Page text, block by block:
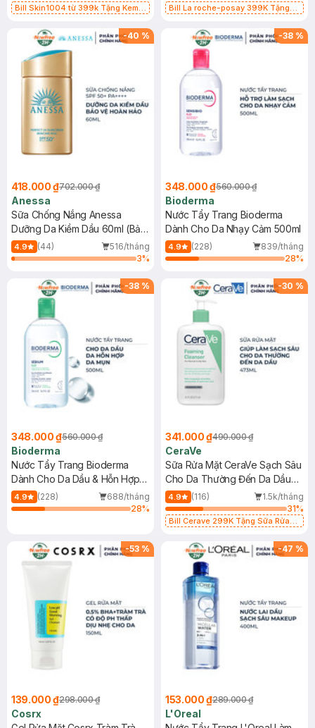
Bill Skin1004 từ 399k Tặng Kem
SPF 50+ 20ml (SL Có Hạn)
Bill La roche-posay 399K Tặng
(SL có hạn)
-40 %
418.000 ₫702.000 ₫
Anessa
Sữa Chống Nắng Anessa
Dưỡng Da Kiềm Dầu 60ml (Bản
Mới)
4.9 (44)
516/tháng
3%
-38 %
348.000 ₫560.000 ₫
Bioderma
Nước Tẩy Trang Bioderma
Dành Cho Da Nhạy Cảm 500ml
4.9 (228)
839/tháng
28%
-38 %
348.000 ₫560.000 ₫
Bioderma
Nước Tẩy Trang Bioderma
Dành Cho Da Dầu & Hỗn Hợp
500ml
4.9 (228)
688/tháng
28%
-30 %
341.000 ₫490.000 ₫
CeraVe
Sữa Rửa Mặt CeraVe Sạch Sâu
Cho Da Thường Đến Da Dầu
473ml
4.9 (116)
1.5k/tháng
31%
Bill Cerave 299K Tặng Sữa Rửa
-53 %
139.000 ₫298.000 ₫
Cosrx
-47 %
153.000 ₫289.000 ₫
L'Oreal